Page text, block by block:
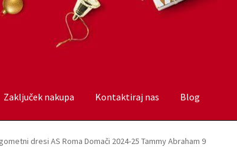
Zaključek nakupa Kontaktiraj nas Blog
Zaključek nakupa
dresi AS Roma Domači 2024-25 Tammy Abraham 9